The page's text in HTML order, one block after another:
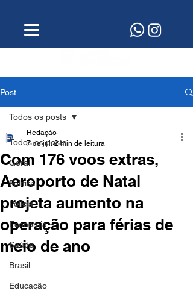
Post
Todos os posts
Geral
Política
Polícia
Economia
Saúde
Brasil
Educação
Todos os posts
Com 176 voos extras,
Aeroporto de Natal
projeta aumento na
operação para férias de
meio de ano
Redação
7 de jul. 2 min de leitura